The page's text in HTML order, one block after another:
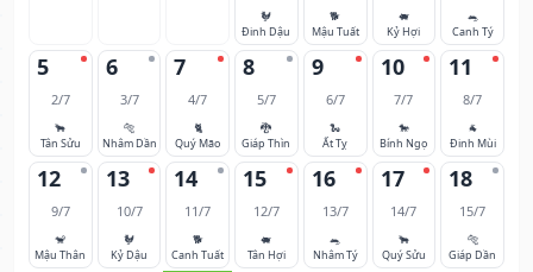
🐓
Đinh Dậu
🐕
Mậu Tuất
🐖
Kỷ Hợi
🐀
Canh Tý
5
2/7
🐂
Tân Sửu
6
3/7
🐅
Nhâm Dần
7
4/7
🐈
Quý Mão
8
5/7
🐉
Giáp Thìn
9
6/7
🐍
Ất Tỵ
10
7/7
🐎
Bính Ngọ
11
8/7
🐐
Đinh Mùi
12
9/7
🐒
Mậu Thân
13
10/7
🐓
Kỷ Dậu
14
11/7
🐕
Canh Tuất
15
12/7
🐖
Tân Hợi
16
13/7
🐀
Nhâm Tý
17
14/7
🐂
Quý Sửu
18
15/7
🐅
Giáp Dần